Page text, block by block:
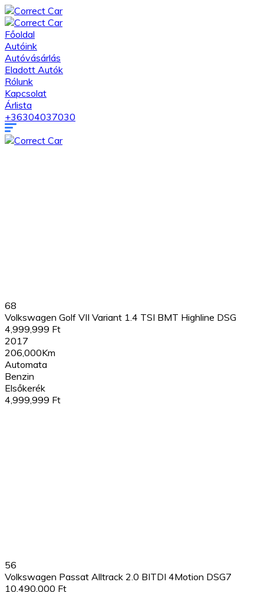
Főoldal
Autóink
Autóvásárlás
Eladott Autók
Rólunk
Kapcsolat
Árlista
+36304037030
68
Volkswagen Golf VII Variant 1.4 TSI BMT Highline DSG
4,999,999 Ft
2017
206,000Km
Automata
Benzin
Elsőkerék
4,999,999 Ft
56
Volkswagen Passat Alltrack 2.0 BITDI 4Motion DSG7
10,490,000 Ft